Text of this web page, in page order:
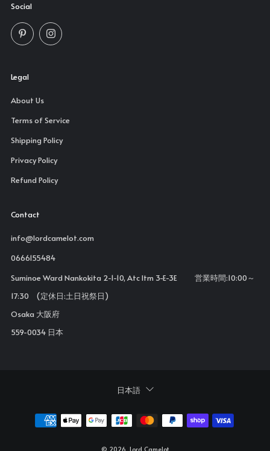
Social
PinterestInstagram
Legal
About Us
Terms of Service
Shipping Policy
Privacy Policy
Refund Policy
Contact
info@lordcamelot.com
0666155484
Suminoe Ward Nankokita 2-1-10, Atc Itm 3-E-3E 営業時間:10:00～
17:30 (定休日:土日祝祭日)
Osaka 大阪府
559-0034 日本
Language
日本語
© 2026, Lord Camelot